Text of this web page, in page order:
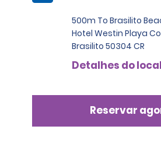
500m To Brasilito
Hotel Westin Playa
Brasilito 50304 CR
Detalhes do local
Reservar